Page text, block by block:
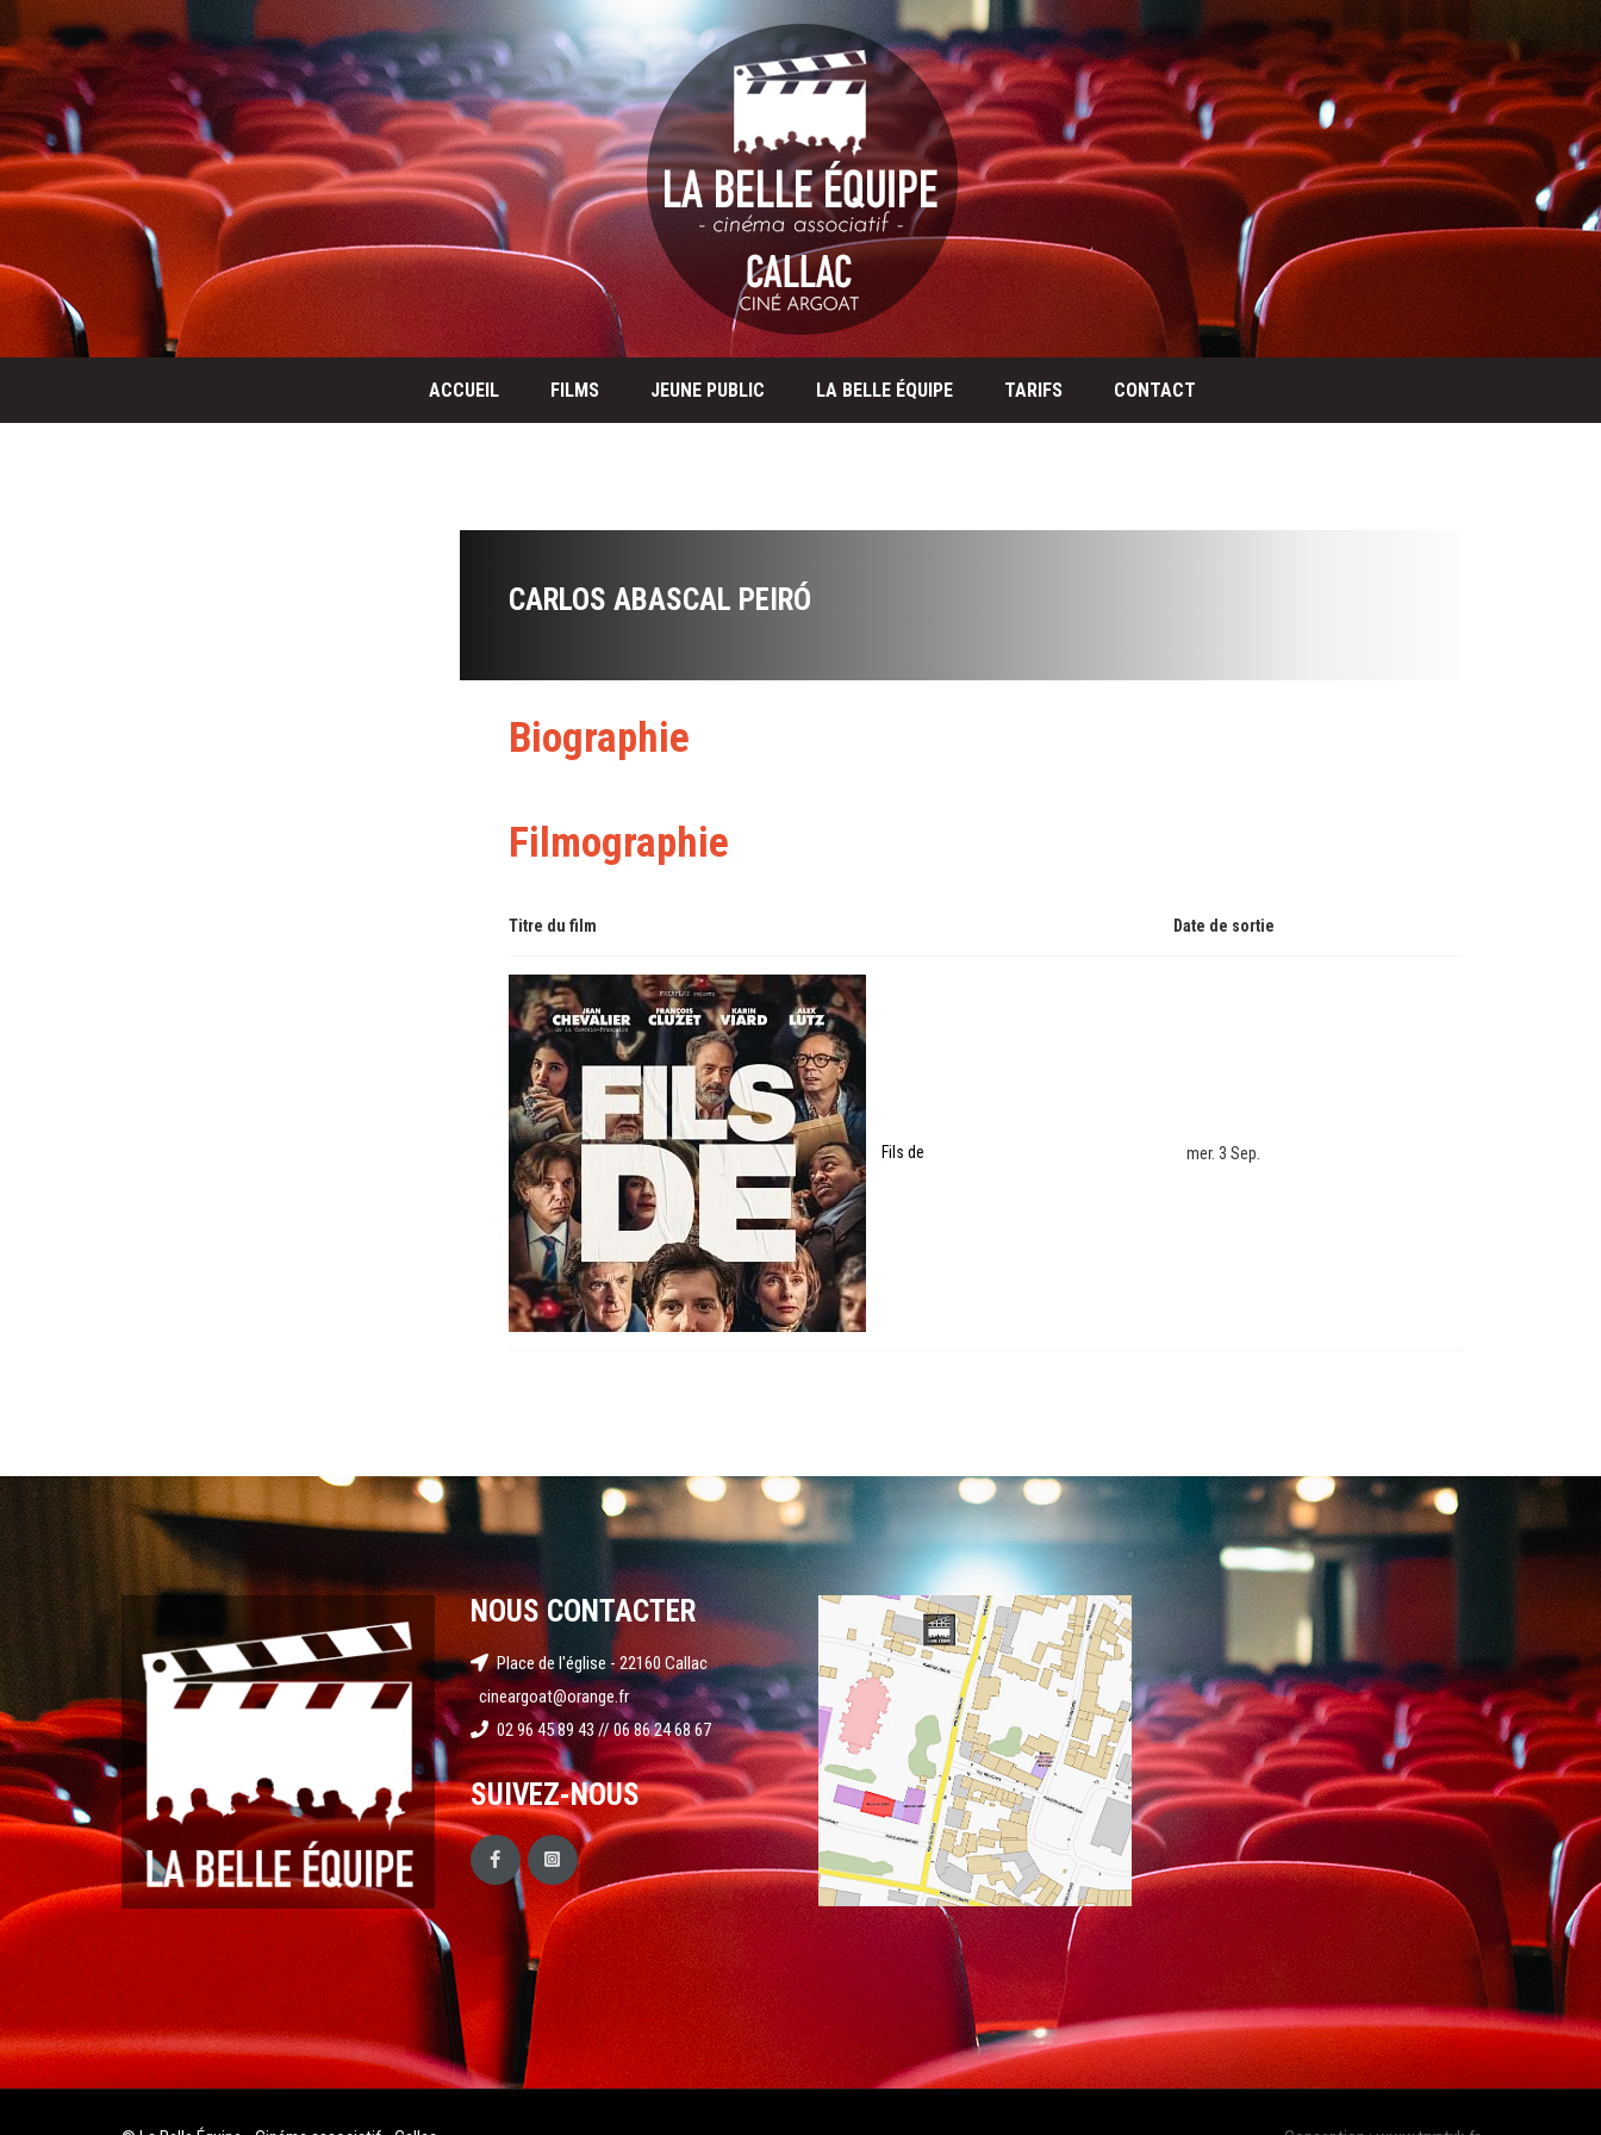
ACCUEIL FILMS JEUNE PUBLIC LA BELLE ÉQUIPE TARIFS CONTACT
CARLOS ABASCAL PEIRÓ
Biographie
Filmographie
Titre du film Date de sortie
Fils de mer. 3 Sep.
NOUS CONTACTER
Place de l'église - 22160 Callac
cineargoat@orange.fr
02 96 45 89 43 // 06 86 24 68 67
SUIVEZ-NOUS